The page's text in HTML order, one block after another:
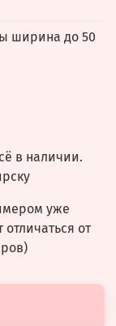
ширина до 50
в наличии.
уже
от